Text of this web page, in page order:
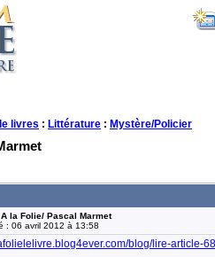
livres : Littérature : Mystère/Policier
la Folie/ Pascal Marmet
: 06 avril 2012 à 13:58
blog/lire-article-